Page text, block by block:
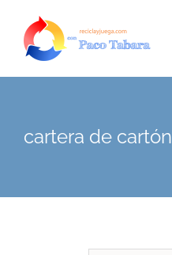
content
cartera de cartón